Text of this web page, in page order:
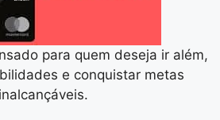
para quem deseja ir além,
e conquistar metas